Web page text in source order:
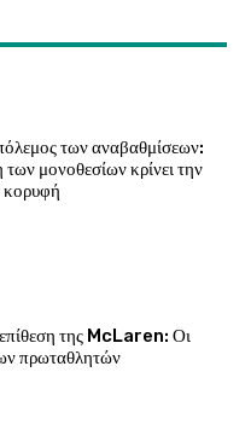
των αναβαθμίσεων:
μονοθεσίων κρίνει την
κορυφή
της McLaren: Οι
πρωταθλητών